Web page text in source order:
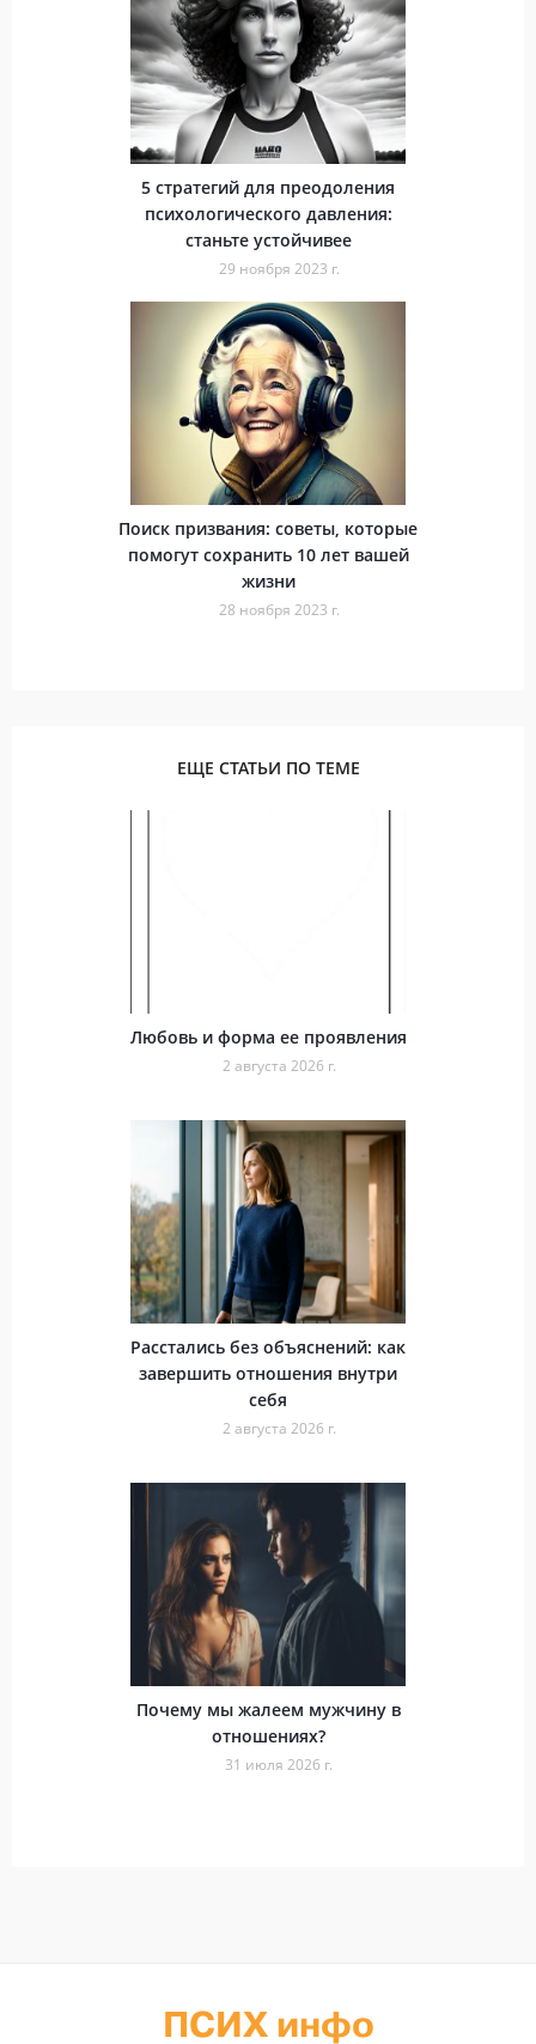
5 стратегий для преодоления
психологического давления:
станьте устойчивее
29 ноября 2023 г.
Поиск призвания: советы, которые
помогут сохранить 10 лет вашей
жизни
28 ноября 2023 г.
ЕЩЕ СТАТЬИ ПО ТЕМЕ
Любовь и форма ее проявления
2 августа 2026 г.
Расстались без объяснений: как
завершить отношения внутри
себя
2 августа 2026 г.
Почему мы жалеем мужчину в
отношениях?
31 июля 2026 г.
ПСИХ инфо